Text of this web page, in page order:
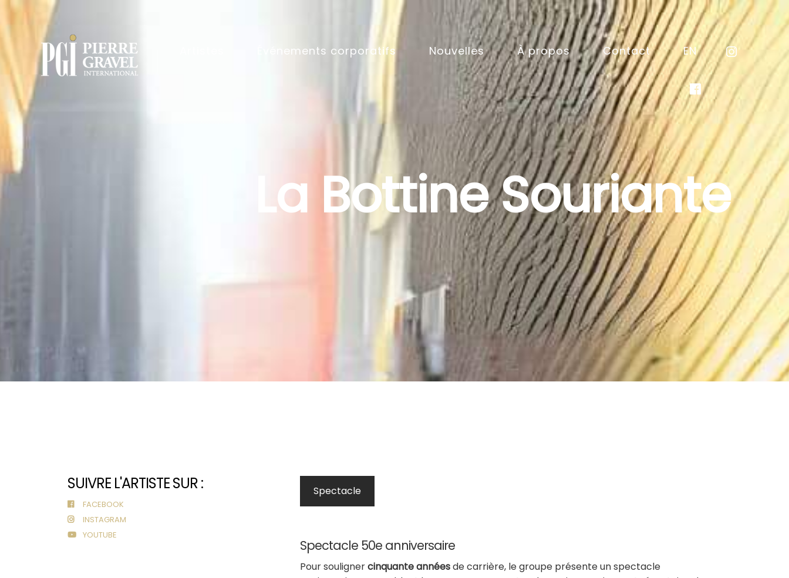
Événements corporatifs Nouvelles À propos Contact EN
La Bottine Souriante
Spectacle
Spectacle 50e anniversaire
Pour soulignercinquante annéesde carrière, le groupe présente un spectacle
SUIVRE L'ARTISTE SUR :
FACEBOOK
INSTAGRAM
YOUTUBE